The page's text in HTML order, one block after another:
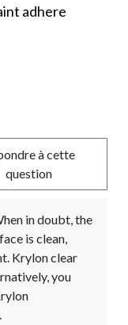
adhere
à cette
question
in doubt, the
is clean,
Krylon clear
you